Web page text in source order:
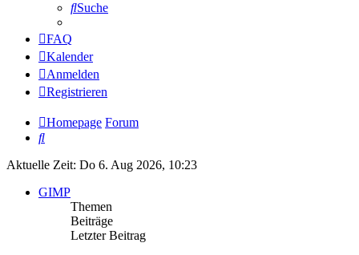
Suche
FAQ
Kalender
Anmelden
Registrieren
Homepage Forum
Suche
Aktuelle Zeit: Do 6. Aug 2026, 10:23
GIMP
Themen
Beiträge
Letzter Beitrag